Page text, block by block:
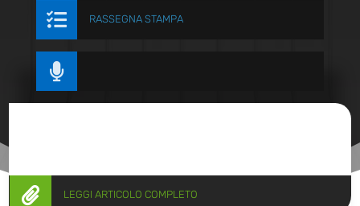
 RASSEGNA STAMPA

 LEGGI ARTICOLO COMPLETO